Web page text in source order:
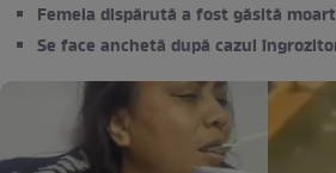
Femeia dispărută a fost găsită
Se face anchetă după cazul